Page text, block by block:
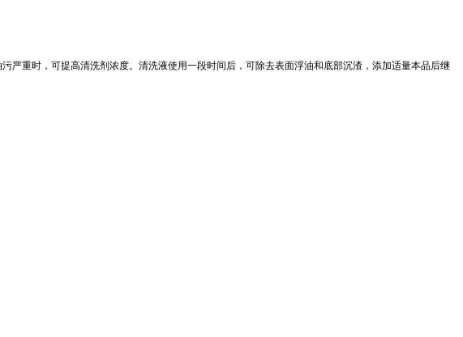
重时，可提高清洗剂浓度。清洗液使用一段时间后，可除去表面浮油和底部沉渣，添加适量本品后继